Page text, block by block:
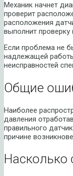
Механик начнет
проверит
расположения
выполнит проверку
Если проблема не
надлежащей
неисправностей
Общие
Наиболее
давления
правильного
причине
Насколько